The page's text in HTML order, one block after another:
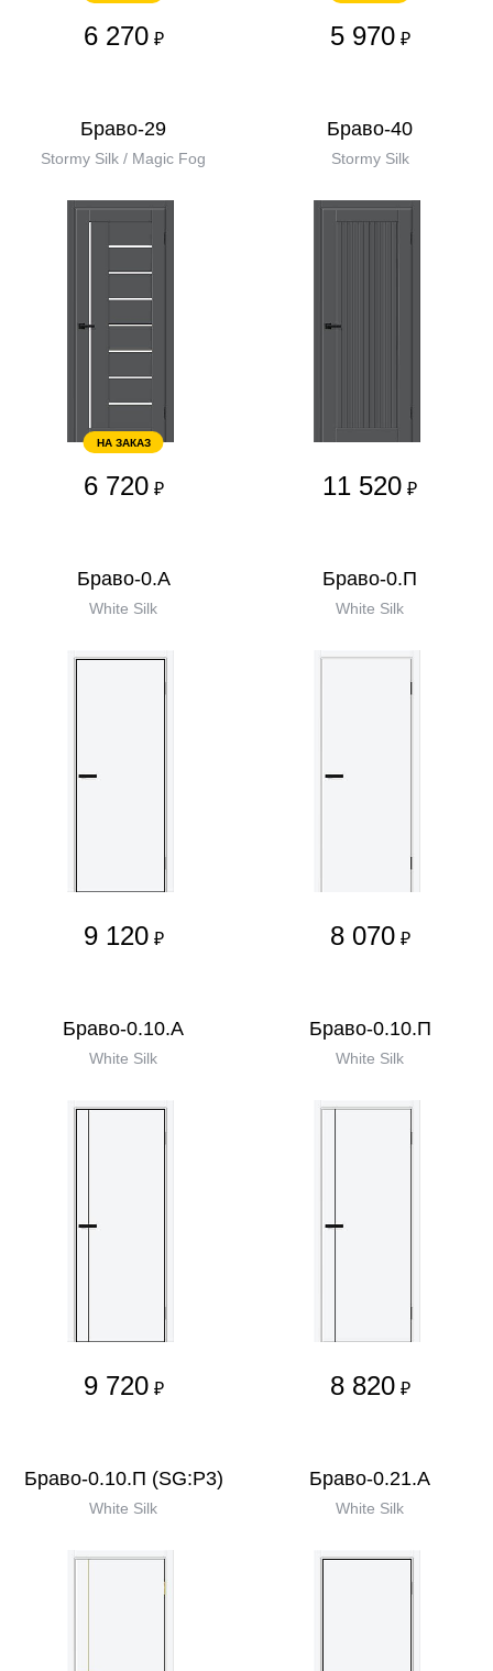
6 270 ₽ 5 970 ₽
Браво-29
Stormy Silk / Magic Fog
НА ЗАКАЗ
6 720 ₽
Браво-40
Stormy Silk
11 520 ₽
Браво-0.А
White Silk
9 120 ₽
Браво-0.П
White Silk
8 070 ₽
Браво-0.10.А
White Silk
9 720 ₽
Браво-0.10.П
White Silk
8 820 ₽
Браво-0.10.П (SG:P3)
White Silk
Браво-0.21.А
White Silk